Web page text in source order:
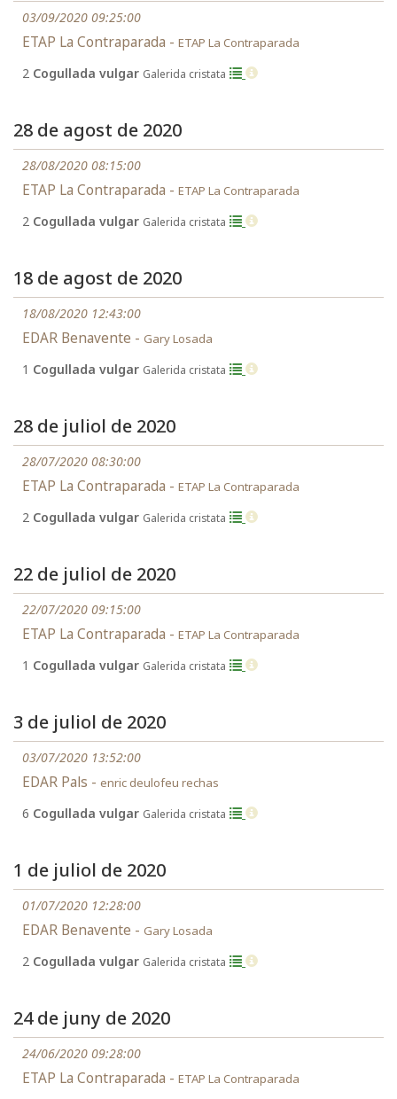
03/09/2020 09:25:00
ETAP La Contraparada - ETAP La Contraparada
2 Cogullada vulgar Galerida cristata
28 de agost de 2020
28/08/2020 08:15:00
ETAP La Contraparada - ETAP La Contraparada
2 Cogullada vulgar Galerida cristata
18 de agost de 2020
18/08/2020 12:43:00
EDAR Benavente - Gary Losada
1 Cogullada vulgar Galerida cristata
28 de juliol de 2020
28/07/2020 08:30:00
ETAP La Contraparada - ETAP La Contraparada
2 Cogullada vulgar Galerida cristata
22 de juliol de 2020
22/07/2020 09:15:00
ETAP La Contraparada - ETAP La Contraparada
1 Cogullada vulgar Galerida cristata
3 de juliol de 2020
03/07/2020 13:52:00
EDAR Pals - enric deulofeu rechas
6 Cogullada vulgar Galerida cristata
1 de juliol de 2020
01/07/2020 12:28:00
EDAR Benavente - Gary Losada
2 Cogullada vulgar Galerida cristata
24 de juny de 2020
24/06/2020 09:28:00
ETAP La Contraparada - ETAP La Contraparada